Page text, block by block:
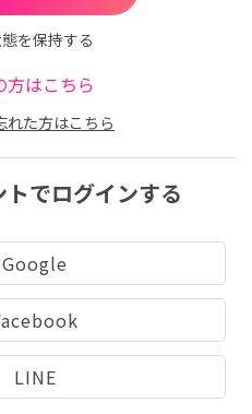
を保持する
方はこちら
れた方はこちら
でログインする
Google
LINE